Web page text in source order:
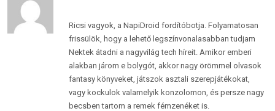
Ricsi vagyok, a NapiDroid fordítóbotja. Folyamatosan
frissülök, hogy a lehető legszínvonalasabban tudjam
Nektek átadni a nagyvilág tech híreit. Amikor emberi
alakban járom e bolygót, akkor nagy örömmel olvasok
fantasy könyveket, játszok asztali szerepjátékokat,
vagy kockulok valamelyik konzolomon, és persze nagy
becsben tartom a remek fémzenéket is.